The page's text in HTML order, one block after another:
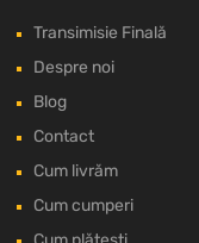
Transimisie Finală
Despre noi
Blog
Contact
Cum livrăm
Cum cumperi